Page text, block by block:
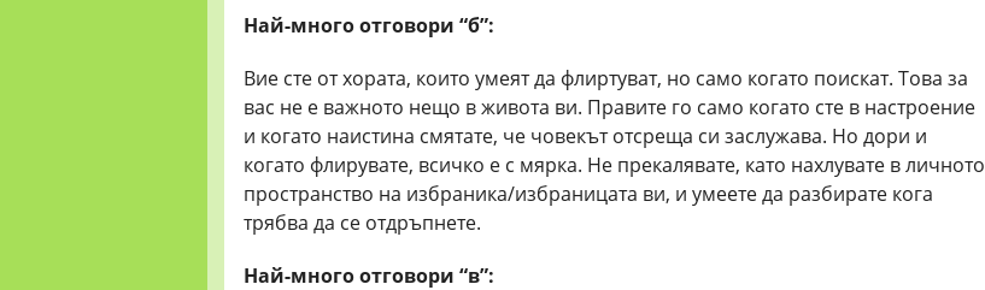
Най-много отговори “б”:
Вие сте от хората, които умеят да флиртуват, но само когато поискат. Това за
вас не е важното нещо в живота ви. Правите го само когато сте в настроение
и когато наистина смятате, че човекът отсреща си заслужава. Но дори и
когато флирувате, всичко е с мярка. Не прекалявате, като нахлувате в личното
пространство на избраника/избраницата ви, и умеете да разбирате кога
трябва да се отдръпнете.
Най-много отговори “в”: